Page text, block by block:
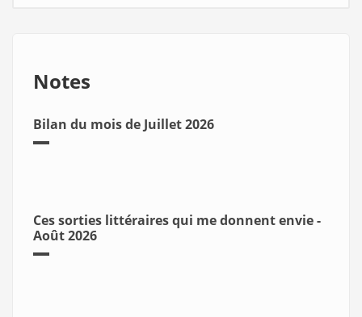
Notes
Bilan du mois de Juillet 2026
Ces sorties littéraires qui me donnent envie -
Août 2026